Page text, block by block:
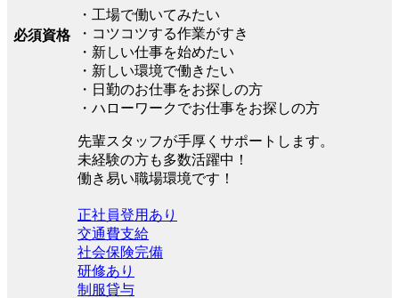
必須資格
・工場で働いてみたい
・コツコツする作業がすき
・新しい仕事を始めたい
・新しい環境で働きたい
・日勤のお仕事をお探しの方
・ハローワークでお仕事をお探しの方
先輩スタッフが手厚くサポートします。
未経験の方も多数活躍中！
働き易い職場環境です！
正社員登用あり
交通費支給
社会保険完備
研修あり
制服貸与